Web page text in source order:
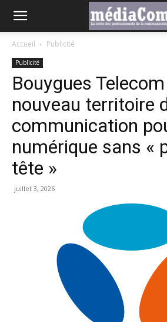
Accueil Publicité
Publicité
Bouygues
nouveau territoire
communication
numérique sans «
tête »
juillet 3, 2026